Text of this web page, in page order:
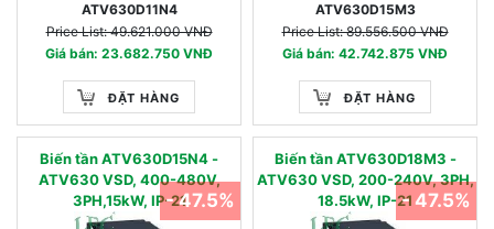
ATV630D11N4
Price List: 49.621.000 VNĐ
Giá bán: 23.682.750 VNĐ
ĐẶT HÀNG
ATV630D15M3
Price List: 89.556.500 VNĐ
Giá bán: 42.742.875 VNĐ
ĐẶT HÀNG
Biến tần ATV630D15N4 -
ATV630 VSD, 400-480V,
3PH,15kW, IP-21- 47.5%
Biến tần ATV630D18M3 -
ATV630 VSD, 200-240V, 3PH,
18.5kW, IP-21- 47.5%